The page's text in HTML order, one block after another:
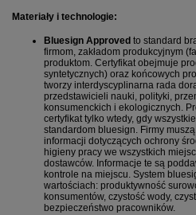
Materiały i technologie:
Bluesign Approved to standard
firmom, zakładom produkcyjnym
produktom. Certyfikat obejmuje
syntetycznych) oraz końcowych
tworzy interdyscyplinarna rada
przedstawicieli nauki, polityki,
konsumenckich i ekologicznych.
certyfikat tylko wtedy, gdy
standardom bluesign. Firmy
informacji dotyczących ochrony
higieny pracy we wszystkich
dostawców. Informacje te są
kontrole na miejscu. System
wartościach: produktywność
konsumentów, czystość wody,
bezpieczeństwo pracowników.